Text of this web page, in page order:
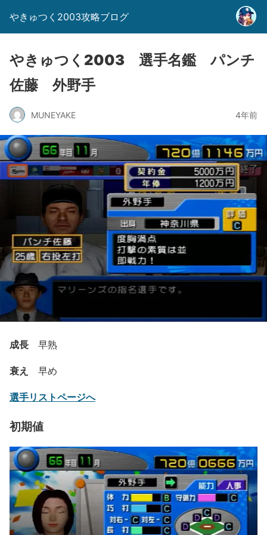
やきゅつく2003攻略ブログ
やきゅつく2003 選手名鑑 パンチ
佐藤 外野手
MUNEYAKE 4年前
成長 早熟
衰え 早め
選手リストページへ
初期値